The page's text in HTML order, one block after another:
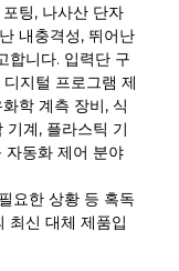
팅, 나사산 단자
내충격성, 뛰어난
합니다. 입력단 구
지털 프로그램 제
학 계측 장비, 식
기계, 플라스틱 기
자동화 제어 분야
요한 상황 등 혹독
최신 대체 제품입